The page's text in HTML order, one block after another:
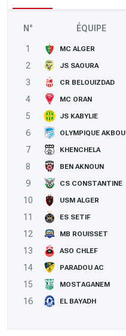
N° ÉQUIPE
1 MC ALGER
2
JS SAOURA
3
CR BELOUIZDAD
4
MC ORAN
5
JS KABYLIE
6
OLYMPIQUE AKBOU
7
KHENCHELA
8
BEN AKNOUN
9
CS CONSTANTINE
10
USM ALGER
11
ES SETIF
12
MB ROUISSET
13
ASO CHLEF
14
PARADOU AC
15
MOSTAGANEM
16
EL BAYADH